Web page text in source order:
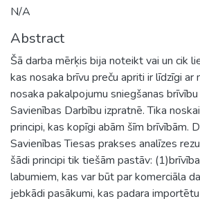
N/A
Abstract
Šā darba mērķis bija noteikt vai un cik
kas nosaka brīvu preču apriti ir līdzīgi ar
nosaka pakalpojumu sniegšanas
Savienības Darbību izpratnē. Tika
principi, kas kopīgi abām šīm brīvībām.
Savienības Tiesas prakses analīzes
šādi principi tik tiešām pastāv:
labumiem, kas var būt par komerciāla
jebkādi pasākumi, kas padara